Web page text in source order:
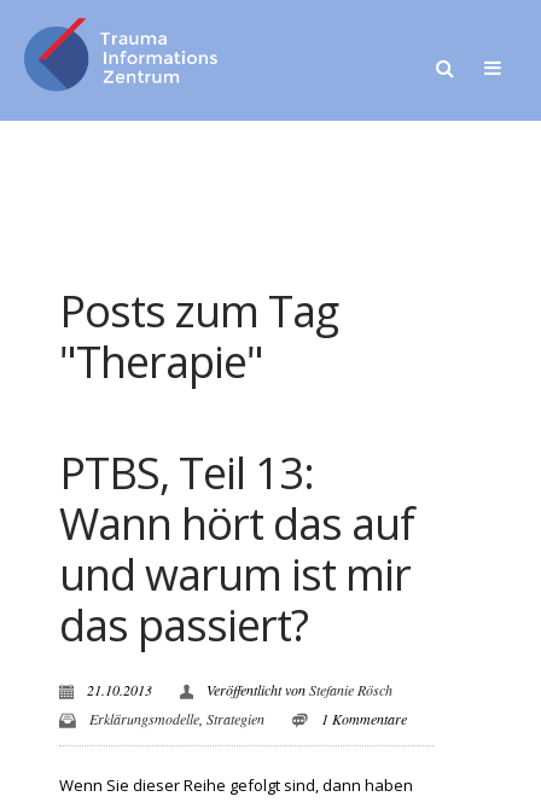
Posts zum Tag
"Therapie"
PTBS, Teil 13:
Wann hört das auf
und warum ist mir
das passiert?
21.10.2013 Veröffentlicht vonStefanie Rösch
Erklärungsmodelle Strategien 1 Kommentare
Wenn Sie dieser Reihe gefolgt sind, dann haben